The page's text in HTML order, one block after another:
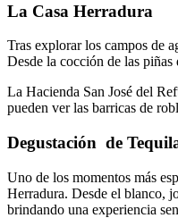
La Casa Herradura
Tras explorar los campos de
Desde la cocción de las piñas
La Hacienda San José del
pueden ver las barricas de
Degustación de
Uno de los momentos más
Herradura. Desde el blanco,
brindando una experiencia